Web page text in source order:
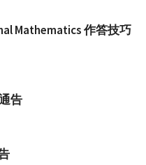
Mathematics 作答技巧
告